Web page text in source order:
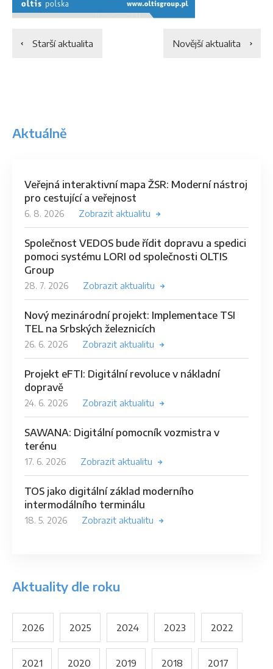
Starší aktualita Novější aktualita
Aktuálně
Veřejná interaktivní mapa ŽSR: Moderní nástroj
pro cestující a veřejnost
6. 8. 2026 Zobrazit aktualitu
Společnost VEDOS bude řídit dopravu a spedici
pomoci systému LORI od společnosti OLTIS
Group
28. 7. 2026 Zobrazit aktualitu
Nový mezinárodní projekt: Implementace TSI
TEL na Srbských železnicích
26. 6. 2026 Zobrazit aktualitu
Projekt eFTI: Digitální revoluce v nákladní
dopravě
24. 6. 2026 Zobrazit aktualitu
SAWANA: Digitální pomocník vozmistra v
terénu
17. 6. 2026 Zobrazit aktualitu
TOS jako digitální základ moderního
intermodálního terminálu
18. 5. 2026 Zobrazit aktualitu
Aktuality dle roku
2026 2025 2024 2023 2022
2021 2020 2019 2018 2017